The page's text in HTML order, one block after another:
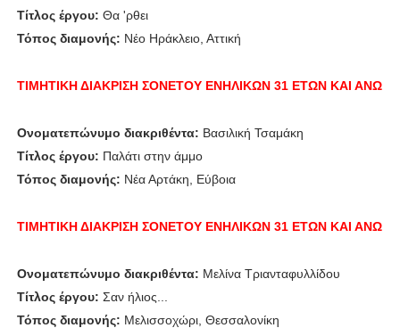
Τίτλος έργου: Θα 'ρθει
Τόπος διαμονής: Νέο Ηράκλειο, Αττική
ΤΙΜΗΤΙΚΗ ΔΙΑΚΡΙΣΗΣΟΝΕΤΟΥ ΕΝΗΛΙΚΩΝ 31 ΕΤΩΝ ΚΑΙ ΑΝΩ
Ονοματεπώνυμο διακριθέντα: Βασιλική Τσαμάκη
Τίτλος έργου: Παλάτι στην άμμο
Τόπος διαμονής: Νέα Αρτάκη, Εύβοια
ΤΙΜΗΤΙΚΗ ΔΙΑΚΡΙΣΗΣΟΝΕΤΟΥ ΕΝΗΛΙΚΩΝ 31 ΕΤΩΝ ΚΑΙ ΑΝΩ
Ονοματεπώνυμο διακριθέντα: Μελίνα Τριανταφυλλίδου
Τίτλος έργου: Σαν ήλιος...
Τόπος διαμονής: Μελισσοχώρι, Θεσσαλονίκη